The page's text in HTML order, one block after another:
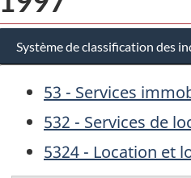
Système de classification des
53 - Services
532 - Services de
5324 - Location et